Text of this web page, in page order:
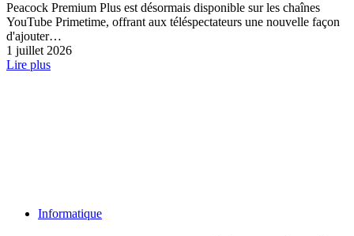
Peacock Premium Plus est désormais disponible sur les chaînes
YouTube Primetime, offrant aux téléspectateurs une nouvelle façon
d'ajouter…
1 juillet 2026
Lire plus
Informatique